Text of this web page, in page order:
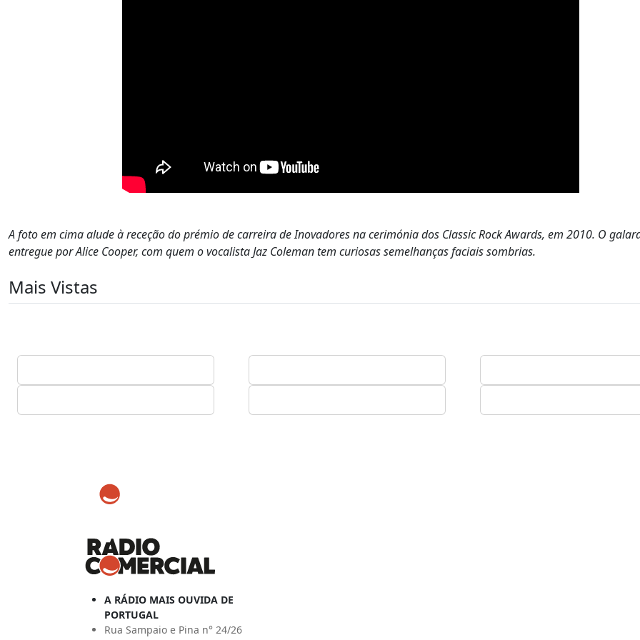
A foto em cima alude à receção do prémio de carreira de Inovadores na cerimónia dos Classic Rock Awards, em 2010. O
entregue por Alice Cooper, com quem o vocalista Jaz Coleman tem curiosas semelhanças faciais sombrias.
Mais Vistas
A RÁDIO MAIS OUVIDA DE
PORTUGAL
Rua Sampaio e Pina n° 24/26